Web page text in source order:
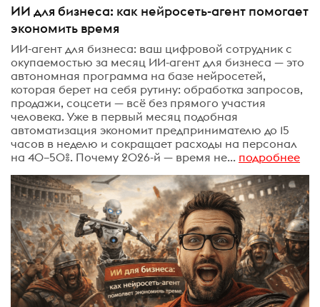
ИИ для бизнеса: как нейросеть-агент помогает
экономить время
ИИ-агент для бизнеса: ваш цифровой сотрудник с
окупаемостью за месяц ИИ-агент для бизнеса — это
автономная программа на базе нейросетей,
которая берет на себя рутину: обработка запросов,
продажи, соцсети — всё без прямого участия
человека. Уже в первый месяц подобная
автоматизация экономит предпринимателю до 15
часов в неделю и сокращает расходы на персонал
на 40–50%. Почему 2026-й — время не... подробнее